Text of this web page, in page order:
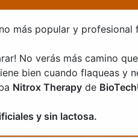
más popular y
No verás más camino
bien cuando flaqueas y
Nitrox Therapy de
y sin lactosa.